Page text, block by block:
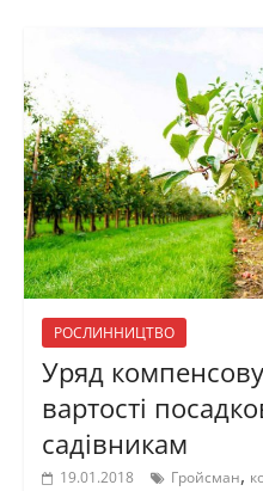
РОСЛИННИЦТВО
Уряд
вартості
садівникам
19.01.2018 Гройсман,